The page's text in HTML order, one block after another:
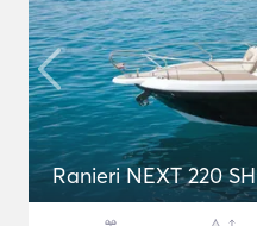
Ranieri NEXT 220 SH